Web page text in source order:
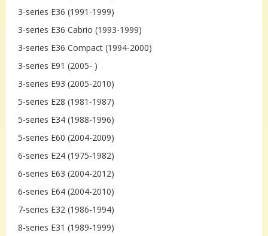
3-series E36 (1991-1999)
3-series E36 Cabrio (1993-1999)
3-series E36 Compact (1994-2000)
3-series E91 (2005- )
3-series E93 (2005-2010)
5-series E28 (1981-1987)
5-series E34 (1988-1996)
5-series E60 (2004-2009)
6-series E24 (1975-1982)
6-series E63 (2004-2012)
6-series E64 (2004-2010)
7-series E32 (1986-1994)
8-series E31 (1989-1999)